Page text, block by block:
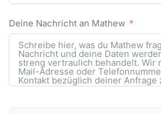
Deine Nachricht an Mathew